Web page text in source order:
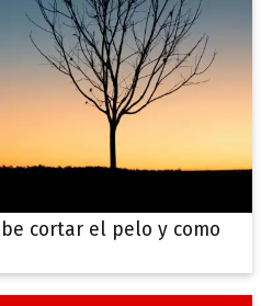
cortar el pelo y como